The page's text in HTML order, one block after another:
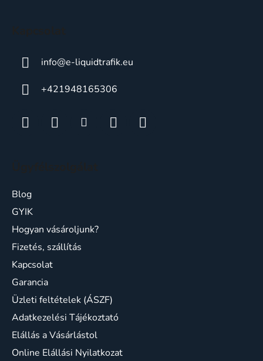
info@e-liquidtrafik.eu
+421948165306
Blog
GYIK
Hogyan vásároljunk?
Fizetés, szállítás
Kapcsolat
Garancia
Üzleti feltételek (ÁSZF)
Adatkezelési Tájékoztató
Elállás a Vásárlástol
Online Elállási Nyilatkozat